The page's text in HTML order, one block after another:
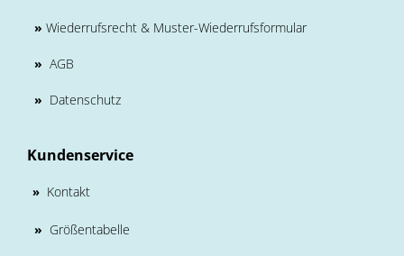
» Wiederrufsrecht & Muster-Wiederrufsformular
» AGB
» Datenschutz
Kundenservice
» Kontakt
» Größentabelle